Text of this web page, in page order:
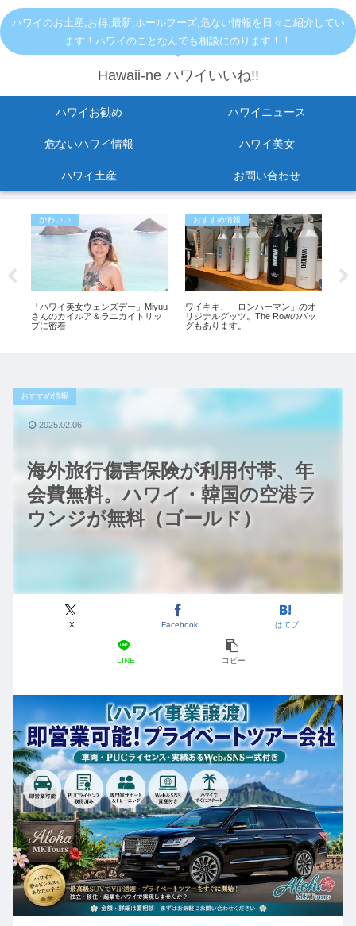
ハワイのお土産,お得,最新,ホールフーズ,危ない情報を日々ご紹介してい
ます！ハワイのことなんでも相談にのります！！
Hawaii-ne ハワイいいね!!
ハワイお勧め ハワイニュース
危ないハワイ情報 ハワイ美女
ハワイ土産 お問い合わせ
かわいい
「ハワイ美女ウェンズデー」Miyuu
さんのカイルア＆ラニカイトリッ
プに密着
おすすめ情報
ワイキキ、「ロンハーマン」のオ
リジナルグッツ。The Rowのバッ
グもあります。
海外旅行傷害保険が利用付帯、年
会費無料。ハワイ・韓国の空港ラ
ウンジが無料（ゴールド）
おすすめ情報
X Facebook はてブ
LINE コピー
2025.02.06